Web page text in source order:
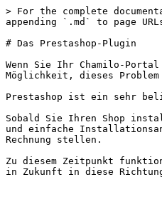
> For the complete
appending `.md` to page
# Das Prestashop-Plugin
Wenn Sie Ihr Chamilo-
Möglichkeit, dieses Problem
Prestashop ist ein sehr
Sobald Sie Ihren Shop
und einfache
Rechnung stellen.
Zu diesem Zeitpunkt